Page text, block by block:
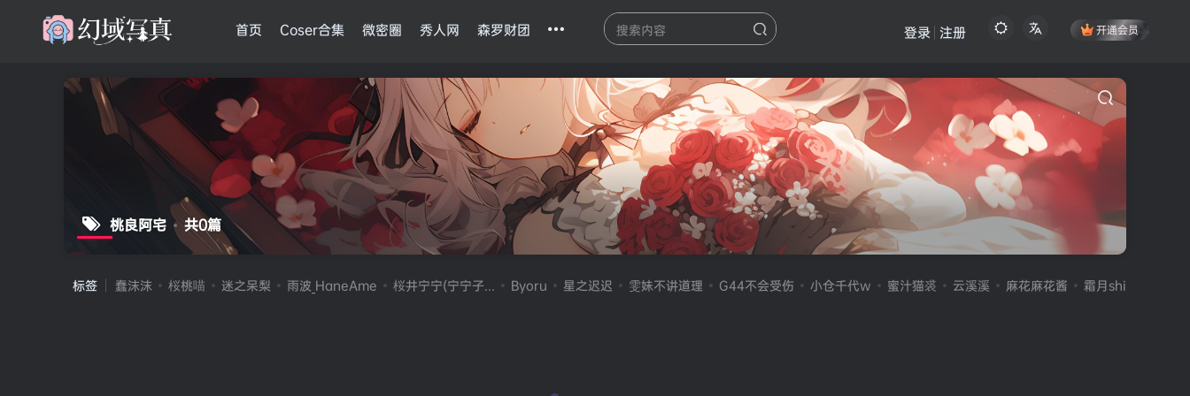
首页 Coser合集 微密圈 秀人网 森罗财团 开通会员
登录 注册
桃良阿宅 共0篇
标签 蠢沫沫 桜桃喵 迷之呆梨 雨波_HaneAme 桜井宁宁(宁宁子... Byoru 星之迟迟 雯妹不讲道理 G44不会受伤 小仓千代w 蜜汁猫裘 云溪溪 麻花麻花酱 霜月shimo